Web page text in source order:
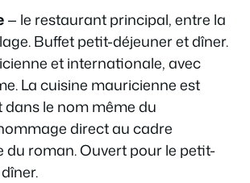
— le restaurant principal, entre la
Buffet petit-déjeuner et dîner.
et internationale, avec
La cuisine mauricienne est
dans le nom même du
direct au cadre
du roman. Ouvert pour le petit-